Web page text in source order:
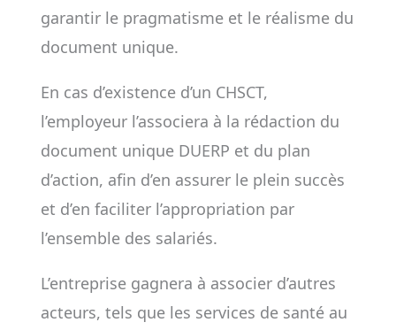
garantir le pragmatisme et le réalisme du
document unique.
En cas d’existence d’un CHSCT,
l’employeur l’associera à la rédaction du
document unique DUERP et du plan
d’action, afin d’en assurer le plein succès
et d’en faciliter l’appropriation par
l’ensemble des salariés.
L’entreprise gagnera à associer d’autres
acteurs, tels que les services de santé au